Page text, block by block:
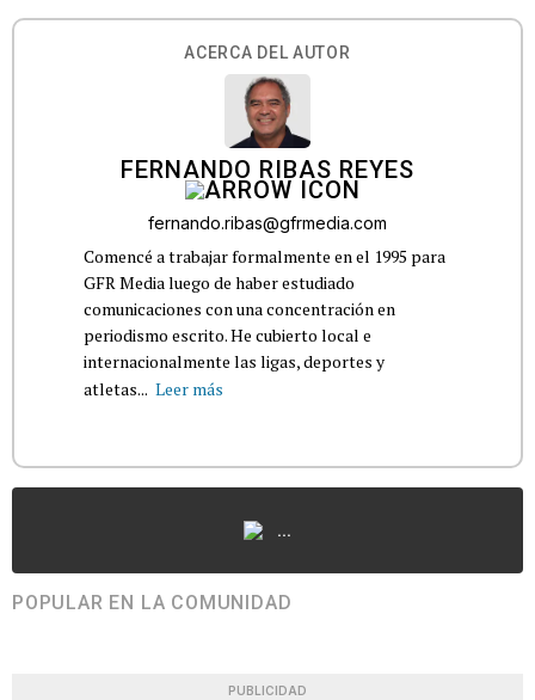
ACERCA DEL AUTOR
FERNANDO RIBAS REYES
fernando.ribas@gfrmedia.com
Comencé a trabajar formalmente en el 1995 para
GFR Media luego de haber estudiado
comunicaciones con una concentración en
periodismo escrito. He cubierto local e
internacionalmente las ligas, deportes y
atletas... Leer más
...
POPULAR EN LA COMUNIDAD
PUBLICIDAD